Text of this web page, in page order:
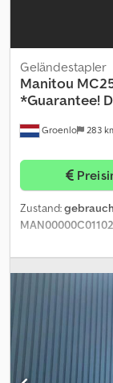
Groenlo 283
Geländestapler
Manitou
*Guarantee!
Zustand:
PS),
200 cm
der Bereifung
Bereifung hinten:
weitere